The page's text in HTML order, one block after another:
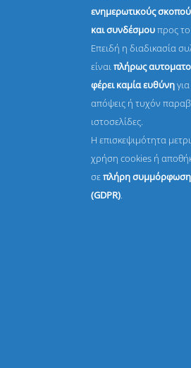
ενημερωτικούς
και συνδέσμουπρος
Επειδή η διαδικασία
είναιπλήρως
φέρει καμία ευθύνη
απόψεις ή τυχόν
ιστοσελίδες.
Η επισκεψιμότητα
χρήση cookies ή
σεπλήρη συμμόρφωση
(GDPR)